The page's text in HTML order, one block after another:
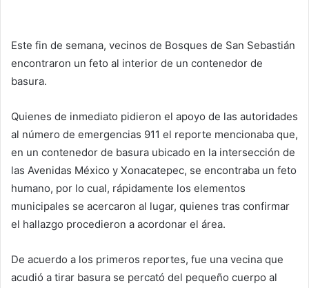
Este fin de semana, vecinos de Bosques de San Sebastián
encontraron un feto al interior de un contenedor de
basura.
Quienes de inmediato pidieron el apoyo de las autoridades
al número de emergencias 911 el reporte mencionaba que,
en un contenedor de basura ubicado en la intersección de
las Avenidas México y Xonacatepec, se encontraba un feto
humano, por lo cual, rápidamente los elementos
municipales se acercaron al lugar, quienes tras confirmar
el hallazgo procedieron a acordonar el área.
De acuerdo a los primeros reportes, fue una vecina que
acudió a tirar basura se percató del pequeño cuerpo al